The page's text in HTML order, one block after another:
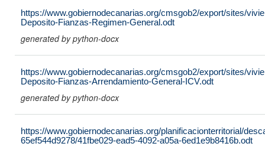
https://www.gobiernodecanarias.org/cmsgob2/export/sites/
Deposito-Fianzas-Regimen-General.odt
generated by python-docx
https://www.gobiernodecanarias.org/cmsgob2/export/sites/
Deposito-Fianzas-Arrendamiento-General-ICV.odt
generated by python-docx
https://www.gobiernodecanarias.org/planificacionterritorial/
65ef544d9278/41fbe029-ead5-4092-a05a-6ed1e9b8416b.odt